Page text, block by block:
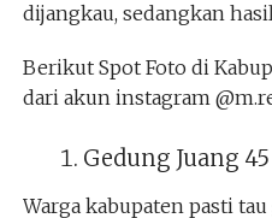
dijangkau, sedangkan
Berikut Spot Foto di
dari akun instagram
Gedung Juang 45
Warga kabupaten pasti